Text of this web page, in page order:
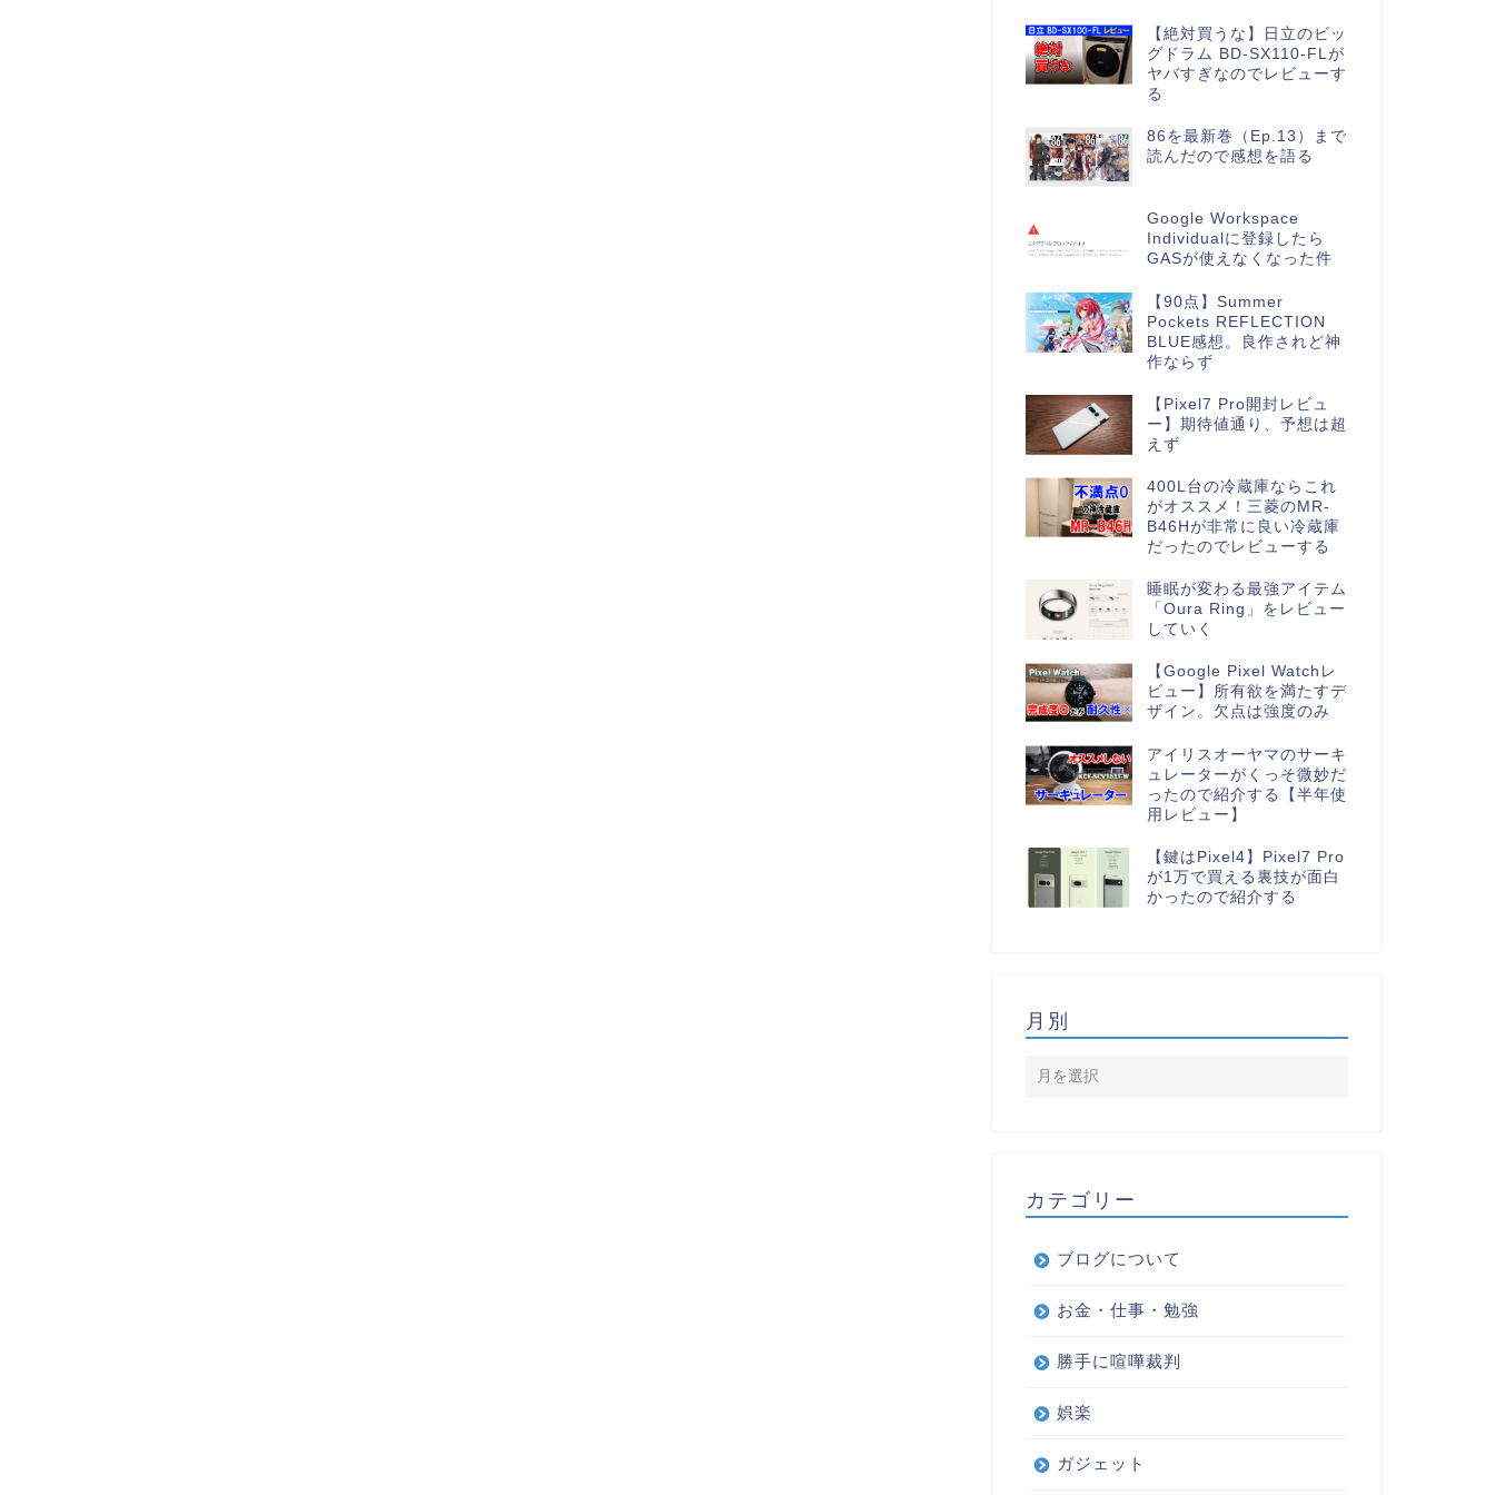
【絶対買うな】日立のビッ
グドラム BD-SX110-FLが
ヤバすぎなのでレビューす
る
86を最新巻（Ep.13）まで
読んだので感想を語る
Google Workspace
Individualに登録したら
GASが使えなくなった件
【90点】Summer
Pockets REFLECTION
BLUE感想。良作されど神
作ならず
【Pixel7 Pro開封レビュ
ー】期待値通り、予想は超
えず
400L台の冷蔵庫ならこれ
がオススメ！三菱のMR-
B46Hが非常に良い冷蔵庫
だったのでレビューする
睡眠が変わる最強アイテム
「Oura Ring」をレビュー
していく
【Google Pixel Watchレ
ビュー】所有欲を満たすデ
ザイン。欠点は強度のみ
アイリスオーヤマのサーキ
ュレーターがくっそ微妙だ
ったので紹介する【半年使
用レビュー】
【鍵はPixel4】Pixel7 Pro
が1万で買える裏技が面白
かったので紹介する
月別
カテゴリー
ブログについて
お金・仕事・勉強
勝手に喧嘩裁判
娯楽
ガジェット